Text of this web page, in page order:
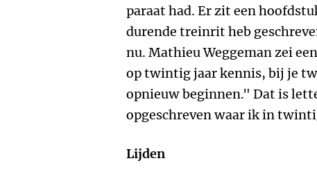
paraat had. Er zit een
durende treinrit heb
nu. Mathieu Weggeman zei
op twintig jaar kennis, bij je
opnieuw beginnen." Dat is
opgeschreven waar ik in
Lijden